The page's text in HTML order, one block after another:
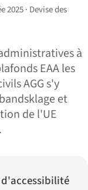
· Devise des
à
EAA les
AGG s'y
et
de l'UE
d'accessibilité